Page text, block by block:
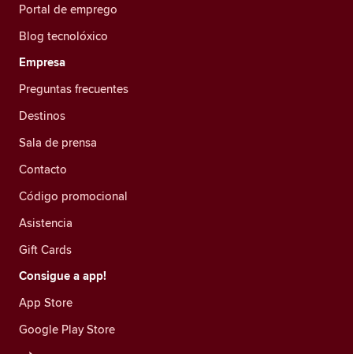
Portal de emprego
Blog tecnolóxico
Empresa
Preguntas frecuentes
Destinos
Sala de prensa
Contacto
Código promocional
Asistencia
Gift Cards
Consigue a app!
App Store
Google Play Store